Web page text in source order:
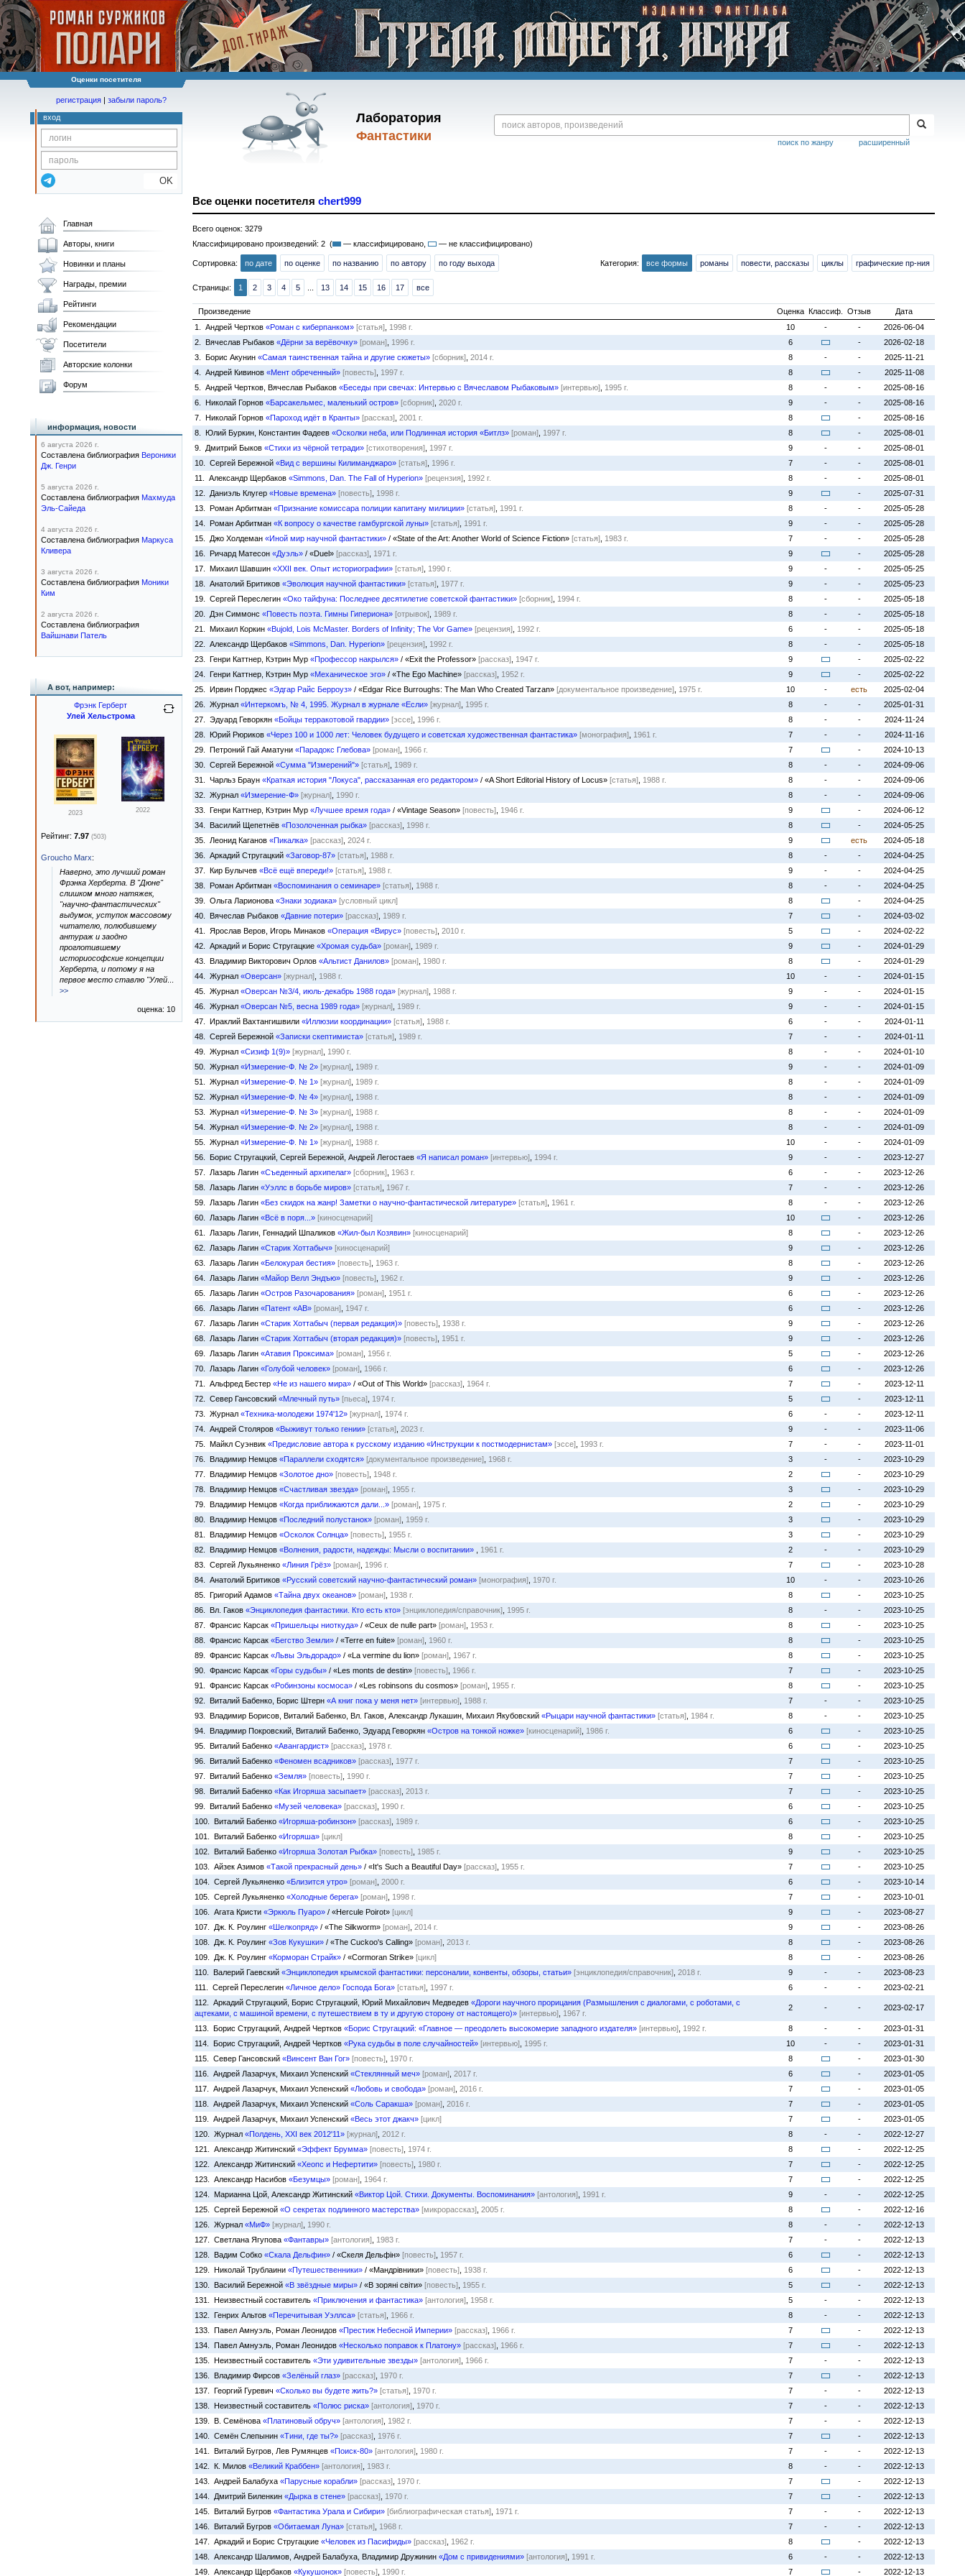
Оценки посетителя
Лаборатория
Фантастики
расширенный
поиск по жанру
регистрация | забыли пароль?
вход
OK
Все оценки посетителя chert999
Всего оценок: 3279
Классифицировано произведений: 2 (
— классифицировано, — не классифицировано)
Сортировка: по дате по оценке по названию по автору по году выхода Категория: все формы романы повести, рассказы циклы графические пр-ния
Страницы: 1 2 3 4 5 13 14 15 16 17 все
Произведение Оценка Классиф. Отзыв
Дата
1. Андрей Чертков «Роман с киберпанком» [статья] 1998 г. 10 - -
2026-06-04
2. Вячеслав Рыбаков «Дёрни за верёвочку» [роман] 1996 г. 6 -
2026-02-18
3. Борис Акунин «Самая таинственная тайна и другие сюжеты» [сборник] 2014 г. 8 - -
2025-11-21
4. Андрей Кивинов «Мент обреченный» [повесть] 1997 г. 8 -
2025-11-08
5. Андрей Чертков, Вячеслав Рыбаков «Беседы при свечах: Интервью с Вячеславом Рыбаковым» [интервью] 1995 г. 8 - -
2025-08-16
6. Николай Горнов «Барсакельмес, маленький остров» [сборник] 2020 г. 9 - -
2025-08-16
7. Николай Горнов «Пароход идёт в Кранты» [рассказ] 2001 г. 8 -
2025-08-16
8. Юлий Буркин, Константин Фадеев «Осколки неба, или Подлинная история «Битлз» [роман] 1997 г. 8 -
2025-08-01
9. Дмитрий Быков «Стихи из чёрной тетради» [стихотворения] 1997 г. 9 - -
2025-08-01
10. Сергей Бережной «Вид с вершины Килиманджаро» [статья] 1996 г. 7 - -
2025-08-01
11. Александр Щербаков «Simmons, Dan. The Fall of Hyperion» [рецензия] 1992 г. 8 - -
2025-08-01
12. Даниэль Клугер «Новые времена» [повесть] 1998 г. 9 -
2025-07-31
13. Роман Арбитман «Признание комиссара полиции капитану милиции» [статья] 1991 г. 8 - -
2025-05-28
14. Роман Арбитман «К вопросу о качестве гамбургской луны» [статья] 1991 г. 9 - -
2025-05-28
15. Джо Холдеман «Иной мир научной фантастики» / «State of the Art: Another World of Science Fiction» [статья] 1983 г. 7 - -
2025-05-28
16. Ричард Матесон «Дуэль» / «Duel» [рассказ] 1971 г. 9 -
2025-05-28
17. Михаил Шавшин «XXII век. Опыт историографии» [статья] 1990 г. 9 - -
2025-05-25
18. Анатолий Бритиков «Эволюция научной фантастики» [статья] 1977 г. 9 - -
2025-05-23
19. Сергей Переслегин «Око тайфуна: Последнее десятилетие советской фантастики» [сборник] 1994 г. 8 - -
2025-05-18
20. Дэн Симмонс «Повесть поэта. Гимны Гипериона» [отрывок] 1989 г. 8 - -
2025-05-18
21. Михаил Коркин «Bujold, Lois McMaster. Borders of Infinity; The Vor Game» [рецензия] 1992 г. 6 - -
2025-05-18
22. Александр Щербаков «Simmons, Dan. Hyperion» [рецензия] 1992 г. 8 - -
2025-05-18
23. Генри Каттнер, Кэтрин Мур «Профессор накрылся» / «Exit the Professor» [рассказ] 1947 г. 9 -
2025-02-22
24. Генри Каттнер, Кэтрин Мур «Механическое эго» / «The Ego Machine» [рассказ] 1952 г. 9 -
2025-02-22
25. Ирвин Порджес «Эдгар Райс Берроуз» / «Edgar Rice Burroughs: The Man Who Created Tarzan» [документальное произведение] 1975 г. 10 - есть
2025-02-04
26. Журнал «Интеркомъ, № 4, 1995. Журнал в журнале «Если» [журнал] 1995 г. 8 - -
2025-01-31
27. Эдуард Геворкян «Бойцы терракотовой гвардии» [эссе] 1996 г. 8 - -
2024-11-24
28. Юрий Рюриков «Через 100 и 1000 лет: Человек будущего и советская художественная фантастика» [монография] 1961 г. 7 - -
2024-11-16
29. Петроний Гай Аматуни «Парадокс Глебова» [роман] 1966 г. 7 -
2024-10-13
30. Сергей Бережной «Сумма "Измерений"» [статья] 1989 г. 8 - -
2024-09-06
31. Чарльз Браун «Краткая история "Локуса", рассказанная его редактором» / «A Short Editorial History of Locus» [статья] 1988 г. 8 - -
2024-09-06
32. Журнал «Измерение-Ф» [журнал] 1990 г. 8 - -
2024-09-06
33. Генри Каттнер, Кэтрин Мур «Лучшее время года» / «Vintage Season» [повесть] 1946 г. 9 -
2024-06-12
34. Василий Щепетнёв «Позолоченная рыбка» [рассказ] 1998 г. 8 -
2024-05-25
35. Леонид Каганов «Пикалка» [рассказ] 2024 г. 9 есть
2024-05-18
36. Аркадий Стругацкий «Заговор-87» [статья] 1988 г. 8 - -
2024-04-25
37. Кир Булычев «Всё ещё впереди!» [статья] 1988 г. 9 - -
2024-04-25
38. Роман Арбитман «Воспоминания о семинаре» [статья] 1988 г. 8 - -
2024-04-25
39. Ольга Ларионова «Знаки зодиака» [условный цикл] 8 -
2024-04-25
40. Вячеслав Рыбаков «Давние потери» [рассказ] 1989 г. 7 -
2024-03-02
41. Ярослав Веров, Игорь Минаков «Операция «Вирус» [повесть] 2010 г. 5 -
2024-02-22
42. Аркадий и Борис Стругацкие «Хромая судьба» [роман] 1989 г. 9 -
2024-01-29
43. Владимир Викторович Орлов «Альтист Данилов» [роман] 1980 г. 8 -
2024-01-29
44. Журнал «Оверсан» [журнал] 1988 г. 10 - -
2024-01-15
45. Журнал «Оверсан №3/4, июль-декабрь 1988 года» [журнал] 1988 г. 9 - -
2024-01-15
46. Журнал «Оверсан №5, весна 1989 года» [журнал] 1989 г. 9 - -
2024-01-15
47. Ираклий Вахтангишвили «Иллюзии координации» [статья] 1988 г. 6 - -
2024-01-11
48. Сергей Бережной «Записки скептимиста» [статья] 1989 г. 7 - -
2024-01-11
49. Журнал «Сизиф 1(9)» [журнал] 1990 г. 8 - -
2024-01-10
50. Журнал «Измерение-Ф. № 2» [журнал] 1989 г. 9 - -
2024-01-09
51. Журнал «Измерение-Ф. № 1» [журнал] 1989 г. 8 - -
2024-01-09
52. Журнал «Измерение-Ф. № 4» [журнал] 1988 г. 8 - -
2024-01-09
53. Журнал «Измерение-Ф. № 3» [журнал] 1988 г. 8 - -
2024-01-09
54. Журнал «Измерение-Ф. № 2» [журнал] 1988 г. 8 - -
2024-01-09
55. Журнал «Измерение-Ф. № 1» [журнал] 1988 г. 10 - -
2024-01-09
56. Борис Стругацкий, Сергей Бережной, Андрей Легостаев «Я написал роман» [интервью] 1994 г. 9 - -
2023-12-27
57. Лазарь Лагин «Съеденный архипелаг» [сборник] 1963 г. 6 - -
2023-12-26
58. Лазарь Лагин «Уэллс в борьбе миров» [статья] 1967 г. 7 - -
2023-12-26
59. Лазарь Лагин «Без скидок на жанр! Заметки о научно-фантастической литературе» [статья] 1961 г. 8 - -
2023-12-26
60. Лазарь Лагин «Всё в поря...» [киносценарий] 10 -
2023-12-26
61. Лазарь Лагин, Геннадий Шпаликов «Жил-был Козявин» [киносценарий] 8 -
2023-12-26
62. Лазарь Лагин «Старик Хоттабыч» [киносценарий] 9 -
2023-12-26
63. Лазарь Лагин «Белокурая бестия» [повесть] 1963 г. 8 -
2023-12-26
64. Лазарь Лагин «Майор Велл Эндъю» [повесть] 1962 г. 9 -
2023-12-26
65. Лазарь Лагин «Остров Разочарования» [роман] 1951 г. 6 -
2023-12-26
66. Лазарь Лагин «Патент «АВ» [роман] 1947 г. 6 -
2023-12-26
67. Лазарь Лагин «Старик Хоттабыч (первая редакция)» [повесть] 1938 г. 9 -
2023-12-26
68. Лазарь Лагин «Старик Хоттабыч (вторая редакция)» [повесть] 1951 г. 9 -
2023-12-26
69. Лазарь Лагин «Атавия Проксима» [роман] 1956 г. 5 -
2023-12-26
70. Лазарь Лагин «Голубой человек» [роман] 1966 г. 6 -
2023-12-26
71. Альфред Бестер «Не из нашего мира» / «Out of This World» [рассказ] 1964 г. 7 -
2023-12-11
72. Север Гансовский «Млечный путь» [пьеса] 1974 г. 5 -
2023-12-11
73. Журнал «Техника-молодежи 1974'12» [журнал] 1974 г. 6 - -
2023-12-11
74. Андрей Столяров «Выживут только гении» [статья] 2023 г. 9 - -
2023-11-06
75. Майкл Суэнвик «Предисловие автора к русскому изданию «Инструкции к постмодернистам» [эссе] 1993 г. 7 - -
2023-11-01
76. Владимир Немцов «Параллели сходятся» [документальное произведение] 1968 г. 3 - -
2023-10-29
77. Владимир Немцов «Золотое дно» [повесть] 1948 г. 2 -
2023-10-29
78. Владимир Немцов «Счастливая звезда» [роман] 1955 г. 3 -
2023-10-29
79. Владимир Немцов «Когда приближаются дали...» [роман] 1975 г. 2 -
2023-10-29
80. Владимир Немцов «Последний полустанок» [роман] 1959 г. 3 -
2023-10-29
81. Владимир Немцов «Осколок Солнца» [повесть] 1955 г. 3 -
2023-10-29
82. Владимир Немцов «Волнения, радости, надежды: Мысли о воспитании» 1961 г. 2 - -
2023-10-29
83. Сергей Лукьяненко «Линия Грёз» [роман] 1996 г. 7 -
2023-10-28
84. Анатолий Бритиков «Русский советский научно-фантастический роман» [монография] 1970 г. 10 - -
2023-10-26
85. Григорий Адамов «Тайна двух океанов» [роман] 1938 г. 8 -
2023-10-25
86. Вл. Гаков «Энциклопедия фантастики. Кто есть кто» [энциклопедия/справочник] 1995 г. 8 - -
2023-10-25
87. Франсис Карсак «Пришельцы ниоткуда» / «Ceux de nulle part» [роман] 1953 г. 8 -
2023-10-25
88. Франсис Карсак «Бегство Земли» / «Terre en fuite» [роман] 1960 г. 8 -
2023-10-25
89. Франсис Карсак «Львы Эльдорадо» / «La vermine du lion» [роман] 1967 г. 8 -
2023-10-25
90. Франсис Карсак «Горы судьбы» / «Les monts de destin» [повесть] 1966 г. 7 -
2023-10-25
91. Франсис Карсак «Робинзоны космоса» / «Les robinsons du cosmos» [роман] 1955 г. 8 -
2023-10-25
92. Виталий Бабенко, Борис Штерн «А книг пока у меня нет» [интервью] 1988 г. 7 - -
2023-10-25
93. Владимир Борисов, Виталий Бабенко, Вл. Гаков, Александр Лукашин, Михаил Якубовский «Рыцари научной фантастики» [статья] 1984 г. 8 - -
2023-10-25
94. Владимир Покровский, Виталий Бабенко, Эдуард Геворкян «Остров на тонкой ножке» [киносценарий] 1986 г. 6 -
2023-10-25
95. Виталий Бабенко «Авангардист» [рассказ] 1978 г. 6 -
2023-10-25
96. Виталий Бабенко «Феномен всадников» [рассказ] 1977 г. 7 -
2023-10-25
97. Виталий Бабенко «Земля» [повесть] 1990 г. 7 -
2023-10-25
98. Виталий Бабенко «Как Игоряша засыпает» [рассказ] 2013 г. 7 -
2023-10-25
99. Виталий Бабенко «Музей человека» [рассказ] 1990 г. 6 -
2023-10-25
100. Виталий Бабенко «Игоряша-робинзон» [рассказ] 1989 г. 6 -
2023-10-25
101. Виталий Бабенко «Игоряша» [цикл] 8 -
2023-10-25
102. Виталий Бабенко «Игоряша Золотая Рыбка» [повесть] 1985 г. 9 -
2023-10-25
103. Айзек Азимов «Такой прекрасный день» / «It's Such a Beautiful Day» [рассказ] 1955 г. 7 -
2023-10-25
104. Сергей Лукьяненко «Близится утро» [роман] 2000 г. 6 -
2023-10-14
105. Сергей Лукьяненко «Холодные берега» [роман] 1998 г. 7 -
2023-10-01
106. Агата Кристи «Эркюль Пуаро» / «Hercule Poirot» [цикл] 9 -
2023-08-27
107. Дж. К. Роулинг «Шелкопряд» / «The Silkworm» [роман] 2014 г. 9 -
2023-08-26
108. Дж. К. Роулинг «Зов Кукушки» / «The Cuckoo's Calling» [роман] 2013 г. 8 -
2023-08-26
109. Дж. К. Роулинг «Корморан Страйк» / «Cormoran Strike» [цикл] 8 -
2023-08-26
110. Валерий Гаевский «Энциклопедия крымской фантастики: персоналии, конвенты, обзоры, статьи» [энциклопедия/справочник] 2018 г. 9 - -
2023-08-23
111. Сергей Переслегин «Личное дело» Господа Бога» [статья] 1997 г. 6 - -
2023-02-21
112. Аркадий Стругацкий, Борис Стругацкий, Юрий Михайлович Медведев «Дороги научного прорицания (Размышления с диалогами, с роботами, с
ацтеками, с машиной времени, с путешествием в ту и другую сторону от настоящего)» [интервью] 1967 г.
2 - - 2023-02-17
113. Борис Стругацкий, Андрей Чертков «Борис Стругацкий: «Главное — преодолеть высокомерие западного издателя» [интервью] 1992 г. 8 - -
2023-01-31
114. Борис Стругацкий, Андрей Чертков «Рука судьбы в поле случайностей» [интервью] 1995 г. 10 - -
2023-01-31
115. Север Гансовский «Винсент Ван Гог» [повесть] 1970 г. 8 -
2023-01-30
116. Андрей Лазарчук, Михаил Успенский «Стеклянный меч» [роман] 2017 г. 6 -
2023-01-05
117. Андрей Лазарчук, Михаил Успенский «Любовь и свобода» [роман] 2016 г. 7 -
2023-01-05
118. Андрей Лазарчук, Михаил Успенский «Соль Саракша» [роман] 2016 г. 7 -
2023-01-05
119. Андрей Лазарчук, Михаил Успенский «Весь этот джакч» [цикл] 7 -
2023-01-05
120. Журнал «Полдень, XXI век 2012'11» [журнал] 2012 г. 8 - -
2022-12-27
121. Александр Житинский «Эффект Брумма» [повесть] 1974 г. 8 -
2022-12-25
122. Александр Житинский «Хеопс и Нефертити» [повесть] 1980 г. 7 -
2022-12-25
123. Александр Насибов «Безумцы» [роман] 1964 г. 7 -
2022-12-25
124. Марианна Цой, Александр Житинский «Виктор Цой. Стихи. Документы. Воспоминания» [антология] 1991 г. 9 - -
2022-12-25
125. Сергей Бережной «О секретах подлинного мастерства» [микрорассказ] 2005 г. 8 -
2022-12-16
126. Журнал «МиФ» [журнал] 1990 г. 8 - -
2022-12-13
127. Светлана Ягупова «Фантавры» [антология] 1983 г. 7 - -
2022-12-13
128. Вадим Собко «Скала Дельфин» / «Скеля Дельфін» [повесть] 1957 г. 6 -
2022-12-13
129. Николай Трублаини «Путешественники» / «Мандрівники» [повесть] 1938 г. 6 -
2022-12-13
130. Василий Бережной «В звёздные миры» / «В зоряні світи» [повесть] 1955 г. 5 -
2022-12-13
131. Неизвестный составитель «Приключения и фантастика» [антология] 1958 г. 5 - -
2022-12-13
132. Генрих Альтов «Перечитывая Уэллса» [статья] 1966 г. 8 - -
2022-12-13
133. Павел Амнуэль, Роман Леонидов «Престиж Небесной Империи» [рассказ] 1966 г. 7 -
2022-12-13
134. Павел Амнуэль, Роман Леонидов «Несколько поправок к Платону» [рассказ] 1966 г. 7 -
2022-12-13
135. Неизвестный составитель «Эти удивительные звезды» [антология] 1966 г. 7 - -
2022-12-13
136. Владимир Фирсов «Зелёный глаз» [рассказ] 1970 г. 7 -
2022-12-13
137. Георгий Гуревич «Сколько вы будете жить?» [статья] 1970 г. 7 - -
2022-12-13
138. Неизвестный составитель «Полюс риска» [антология] 1970 г. 7 - -
2022-12-13
139. В. Семёнова «Платиновый обруч» [антология] 1982 г. 7 - -
2022-12-13
140. Семён Слепынин «Тини, где ты?» [рассказ] 1976 г. 7 -
2022-12-13
141. Виталий Бугров, Лев Румянцев «Поиск-80» [антология] 1980 г. 7 - -
2022-12-13
142. К. Милов «Великий Краббен» [антология] 1983 г. 8 - -
2022-12-13
143. Андрей Балабуха «Парусные корабли» [рассказ] 1970 г. 7 -
2022-12-13
144. Дмитрий Биленкин «Дырка в стене» [рассказ] 1970 г. 7 -
2022-12-13
145. Виталий Бугров «Фантастика Урала и Сибири» [библиографическая статья] 1971 г. 7 - -
2022-12-13
146. Виталий Бугров «Обитаемая Луна» [статья] 1968 г. 7 - -
2022-12-13
147. Аркадий и Борис Стругацкие «Человек из Пасифиды» [рассказ] 1962 г. 8 -
2022-12-13
148. Александр Шалимов, Андрей Балабуха, Владимир Дружинин «Дом с привидениями» [антология] 1991 г. 6 - -
2022-12-13
149. Александр Щербаков «Кукушонок» [повесть] 1990 г. 7 - 2022-12-13
Главная
Авторы, книги
Новинки и планы
Награды, премии
Рейтинги
Рекомендации
Посетители
Авторские колонки
Форум
информация, новости
6 августа 2026 г.
Составлена библиография Вероники
Дж. Генри
5 августа 2026 г.
Составлена библиография Махмуда
Эль-Сайеда
4 августа 2026 г.
Составлена библиография Маркуса
Кливера
3 августа 2026 г.
Составлена библиография Моники
Ким
2 августа 2026 г.
Составлена библиография
Вайшнави Патель
А вот, например:
Фрэнк Герберт
Улей Хельстрома
2023 2022
Рейтинг: 7.97 (503)
Groucho Marx:
Наверно, это лучший роман
Фрэнка Херберта. В "Дюне"
слишком много натяжек,
"научно-фантастических"
выдумок, уступок массовому
читателю, полюбившему
антураж и заодно
проглотившему
историософские концепции
Херберта, и потому я на
первое место ставлю "Улей
>>
оценка: 10